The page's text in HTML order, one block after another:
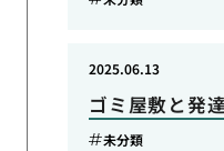
ゴミ屋敷と発
2025.06.13
未分類